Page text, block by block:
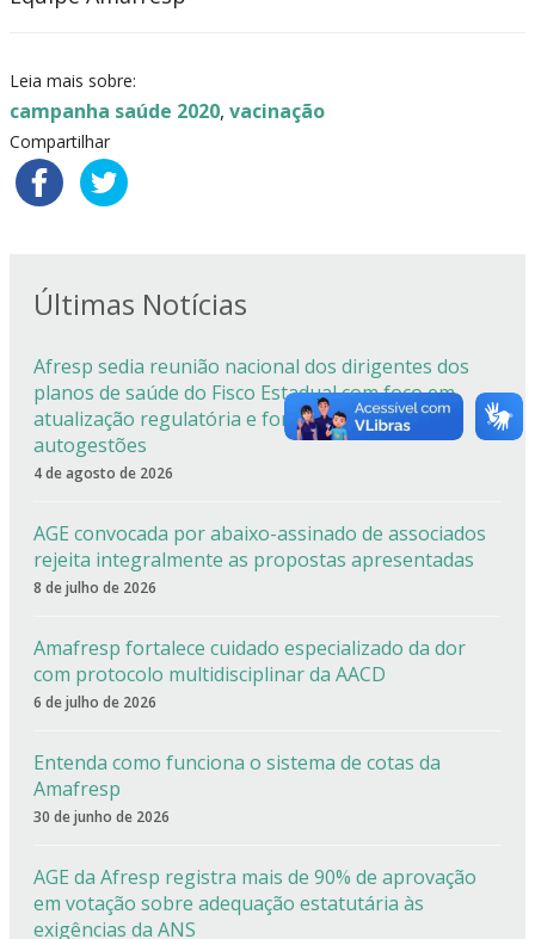
Leia mais sobre:
campanha saúde 2020, vacinação
Compartilhar
Últimas Notícias
Afresp sedia reunião nacional dos dirigentes dos
planos de saúde do Fisco Estadual com foco em
atualização regulatória e fortalecimento das
autogestões
4 de agosto de 2026
AGE convocada por abaixo-assinado de associados
rejeita integralmente as propostas apresentadas
8 de julho de 2026
Amafresp fortalece cuidado especializado da dor
com protocolo multidisciplinar da AACD
6 de julho de 2026
Entenda como funciona o sistema de cotas da
Amafresp
30 de junho de 2026
AGE da Afresp registra mais de 90% de aprovação
em votação sobre adequação estatutária às
exigências da ANS